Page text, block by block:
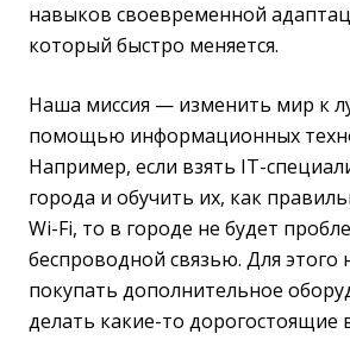
навыков своевременной
который быстро меняется.
Наша миссия — изменить мир к
помощью информационных
Например, если взять IT-
города и обучить их, как
Wi-Fi, то в городе не будет
беспроводной связью. Для этого
покупать дополнительное
делать какие-то дорогостоящие